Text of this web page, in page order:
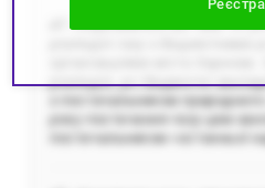
АТ «Харківміськгаз» має 95
розподіл, усі бюджетні
з постачальником
року постачання газу цим
постачальником «останньої